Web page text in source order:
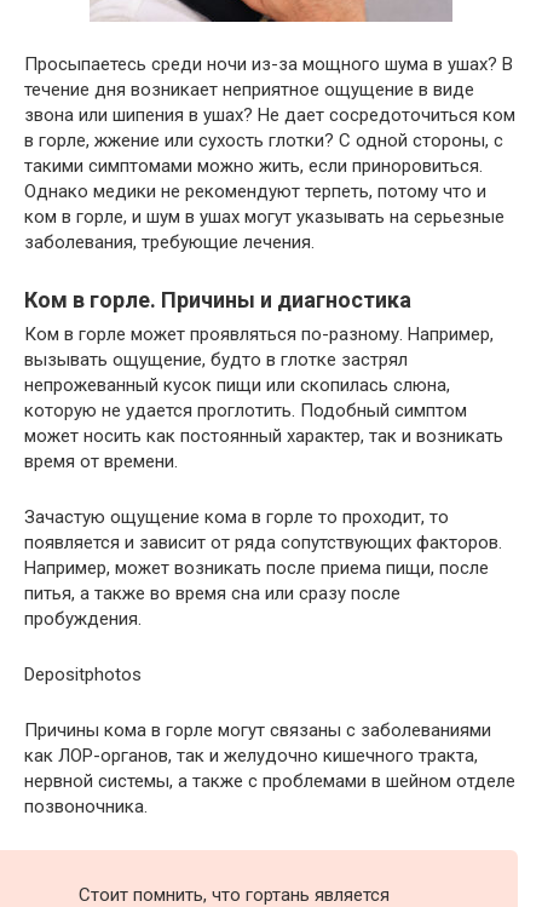
Просыпаетесь среди ночи из-за мощного шума в ушах? В
течение дня возникает неприятное ощущение в виде
звона или шипения в ушах? Не дает сосредоточиться ком
в горле, жжение или сухость глотки? С одной стороны, с
такими симптомами можно жить, если приноровиться.
Однако медики не рекомендуют терпеть, потому что и
ком в горле, и шум в ушах могут указывать на серьезные
заболевания, требующие лечения.
Ком в горле. Причины и диагностика
Ком в горле может проявляться по-разному. Например,
вызывать ощущение, будто в глотке застрял
непрожеванный кусок пищи или скопилась слюна,
которую не удается проглотить. Подобный симптом
может носить как постоянный характер, так и возникать
время от времени.
Зачастую ощущение кома в горле то проходит, то
появляется и зависит от ряда сопутствующих факторов.
Например, может возникать после приема пищи, после
питья, а также во время сна или сразу после
пробуждения.
Depositphotos
Причины кома в горле могут связаны с заболеваниями
как ЛОР-органов, так и желудочно кишечного тракта,
нервной системы, а также с проблемами в шейном отделе
позвоночника.
Стоит помнить, что гортань является